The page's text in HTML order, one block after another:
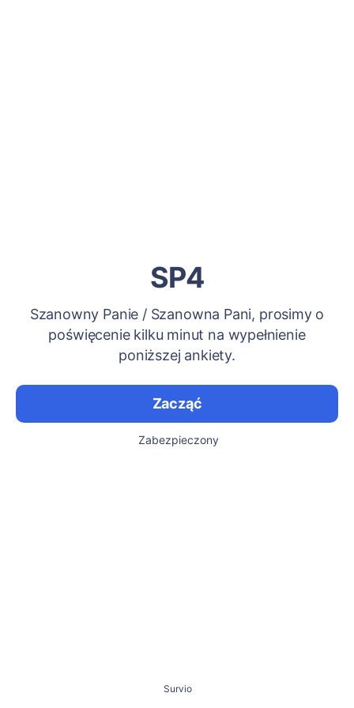
SP4
Szanowny Panie / Szanowna Pani, prosimy o
poświęcenie kilku minut na wypełnienie
poniższej ankiety.
Zacząć
Zabezpieczony
Survio